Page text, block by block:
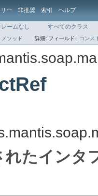
ー 非推奨 索引 ヘルプ
レームなし すべてのクラス
メソッド 詳細: フィールド | コンス
れたインタ